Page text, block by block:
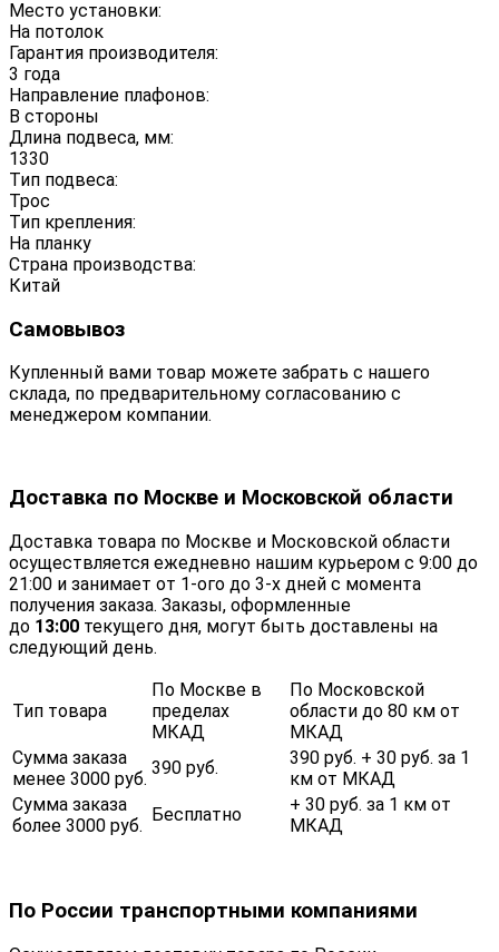
Место установки:
На потолок
Гарантия производителя:
3 года
Направление плафонов:
В стороны
Длина подвеса, мм:
1330
Тип подвеса:
Трос
Тип крепления:
На планку
Страна производства:
Китай
Самовывоз
Купленный вами товар можете забрать с нашего
склада, по предварительному согласованию с
менеджером компании.
Доставка по Москве и Московской области
Доставка товара по Москве и Московской области
осуществляется ежедневно нашим курьером с 9:00 до
21:00 и занимает от 1-ого до 3-х дней с момента
получения заказа. Заказы, оформленные
до 13:00 текущего дня, могут быть доставлены на
следующий день.
Тип товара
По Москве в
пределах
МКАД
По Московской
области до 80 км от
МКАД
Сумма заказа
менее 3000 руб.
390 руб.
390 руб. + 30 руб. за 1
км от МКАД
Сумма заказа
более 3000 руб.
Бесплатно
+ 30 руб. за 1 км от
МКАД
По России транспортными компаниями